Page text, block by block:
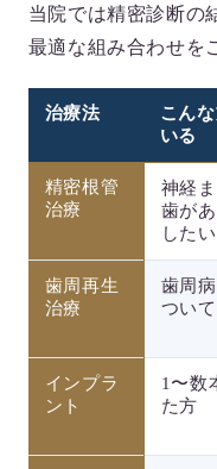
当院では精密診断の
最適な組み合わせを
治療法
こん
いる
精密根管
治療
神経
歯が
した
歯周再生
治療
歯周
つい
インプラ
ント
1〜数
た方